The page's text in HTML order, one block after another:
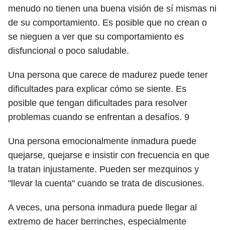
menudo no tienen una buena visión de sí mismas ni
de su comportamiento. Es posible que no crean o
se nieguen a ver que su comportamiento es
disfuncional o poco saludable.
Una persona que carece de madurez puede tener
dificultades para explicar cómo se siente. Es
posible que tengan dificultades para resolver
problemas cuando se enfrentan a desafíos. 9
Una persona emocionalmente inmadura puede
quejarse, quejarse e insistir con frecuencia en que
la tratan injustamente. Pueden ser mezquinos y
"llevar la cuenta" cuando se trata de discusiones.
A veces, una persona inmadura puede llegar al
extremo de hacer berrinches, especialmente